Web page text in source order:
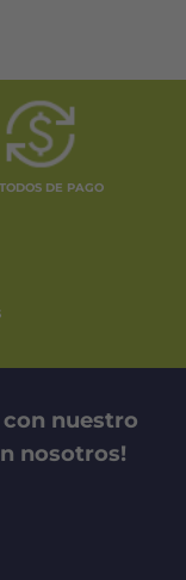
DE PAGO
con nuestro
nosotros!